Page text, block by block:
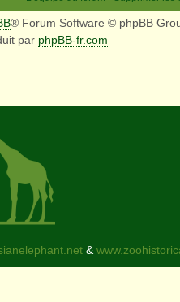
® Forum Software © phpBB
par phpBB-fr.com
&